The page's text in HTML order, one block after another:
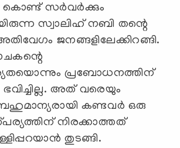
കൊണ്ട് സർവർക്കും
സ്വാലിഹ് നബി തന്റെ
ജനങ്ങളിലേക്കിറങ്ങി.
പ്രബോധനത്തിന്
അത് വരെയും
കണ്ടവർ ഒരു
നിരക്കാത്തത്
തുടങ്ങി.